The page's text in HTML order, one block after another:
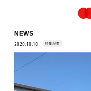
NEWS
NEWS
2020.10.10 特集記事